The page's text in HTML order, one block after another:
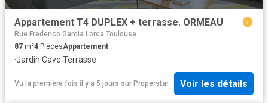
Appartement T4 DUPLEX + terrasse. ORMEAU
Rue Frederico Garcia Lorca Toulouse
87 m²4 PiècesAppartement
·Jardin·Cave·Terrasse
Vu la première fois il y a 5 jours sur Properstar Voir les détails